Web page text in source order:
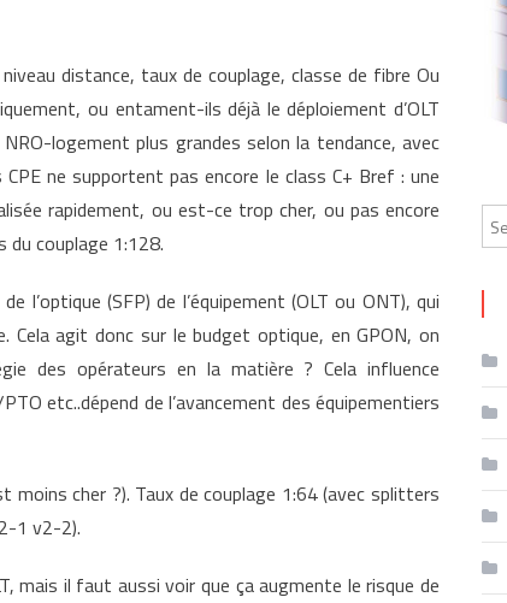
distance, taux de couplage, classe de fibre Ou
ou entament-ils déjà le déploiement d’OLT
logement plus grandes selon la tendance, avec
ne supportent pas encore le class C+ Bref : une
rapidement, ou est-ce trop cher, ou pas encore
du couplage 1:128.
l’optique (SFP) de l’équipement (OLT ou ONT), qui
agit donc sur le budget optique, en GPON, on
des opérateurs en la matière ? Cela influence
etc..dépend de l’avancement des équipementiers
moins cher ?). Taux de couplage 1:64 (avec splitters
1 v2-2).
mais il faut aussi voir que ça augmente le risque de